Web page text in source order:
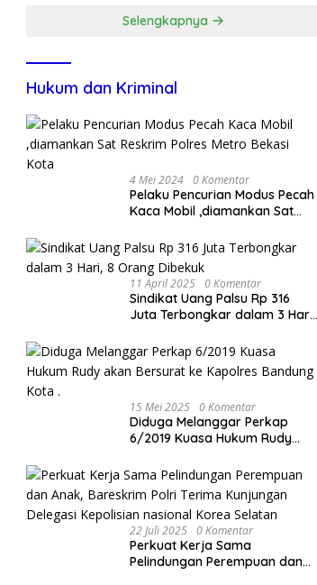
Selengkapnya
Hukum dan Kriminal
4 Mei 2024 0 Komentar
Pelaku Pencurian Modus Pecah
Kaca Mobil ,diamankan Sat
Kota
11 April 2025 0 Komentar
Sindikat Uang Palsu Rp 316
Juta Terbongkar dalam 3 Hari,
15 Mei 2025 0 Komentar
Diduga Melanggar Perkap
6/2019 Kuasa Hukum Rudy
Bandung Kota .
22 Juli 2025 0 Komentar
Perkuat Kerja Sama
Pelindungan Perempuan dan